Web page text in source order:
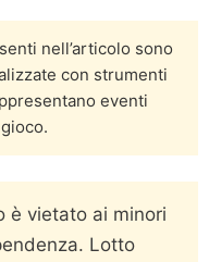
nell’articolo sono
con strumenti
eventi
è vietato ai minori
Lotto